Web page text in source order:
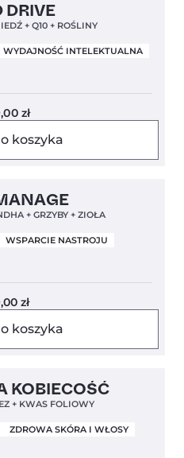
DRIVE
+ Q10 + ROŚLINY
WYDAJNOŚĆ INTELEKTUALNA
zł
koszyka
+ GRZYBY + ZIOŁA
WSPARCIE NASTROJU
zł
koszyka
KOBIECOŚĆ
+ KWAS FOLIOWY
ZDROWA SKÓRA I WŁOSY